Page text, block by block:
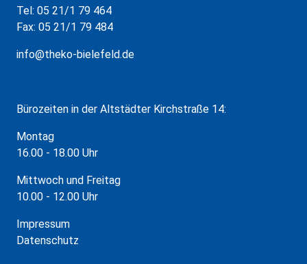
Tel: 05 21/1 79 464
Fax: 05 21/1 79 484
info@theko-bielefeld.de
Bürozeiten in der Altstädter Kirchstraße 14:
Montag
16.00 - 18.00 Uhr
Mittwoch und Freitag
10.00 - 12.00 Uhr
Impressum
Datenschutz